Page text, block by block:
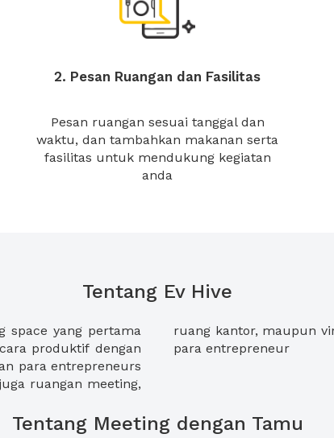
2. Pesan Ruangan dan Fasilitas
Pesan ruangan sesuai tanggal dan
waktu, dan tambahkan makanan serta
fasilitas untuk mendukung kegiatan
anda
Tentang Ev Hive
space yang pertama
produktif dengan
para entrepreneurs
ruangan meeting,
terjangkau bagi
para entrepreneur
Tentang Meeting dengan Tamu